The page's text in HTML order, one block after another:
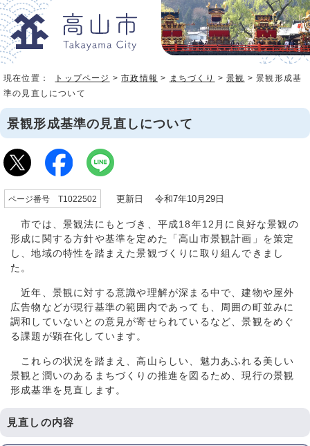
現在位置： トップページ >市政情報 > まちづくり >景観 > 景観形成基
準の見直しについて
景観形成基準の見直しについて
ページ番号 T1022502 更新日 令和7年10月29日
市では、景観法にもとづき、平成18年12月に良好な景観の
形成に関する方針や基準を定めた「高山市景観計画」を策定
し、地域の特性を踏まえた景観づくりに取り組んできまし
た。
近年、景観に対する意識や理解が深まる中で、建物や屋外
広告物などが現行基準の範囲内であっても、周囲の町並みに
調和していないとの意見が寄せられているなど、景観をめぐ
る課題が顕在化しています。
これらの状況を踏まえ、高山らしい、魅力あふれる美しい
景観と潤いのあるまちづくりの推進を図るため、現行の景観
形成基準を見直します。
見直しの内容